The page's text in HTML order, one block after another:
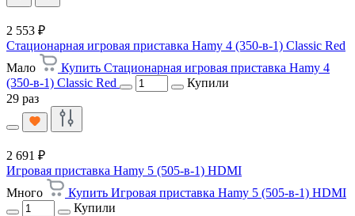
2 553 ₽
Стационарная игровая приставка Hamy 4 (350-в-1) Classic Red
Мало
Купить Стационарная игровая приставка Hamy 4
(350-в-1) Classic Red
Купили
29 раз
2 691 ₽
Игровая приставка Hamy 5 (505-в-1) HDMI
Много
Купить Игровая приставка Hamy 5 (505-в-1) HDMI
Купили